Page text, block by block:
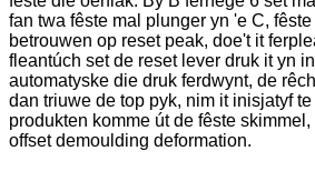
fan twa fêste mal plunger yn 'e C,
betrouwen op reset peak, doe't it
fleantúch set de reset lever druk it yn in
automatyske die druk ferdwynt, de
dan triuwe de top pyk, nim it inisjatyf
produkten komme út de fêste
offset demoulding deformation.